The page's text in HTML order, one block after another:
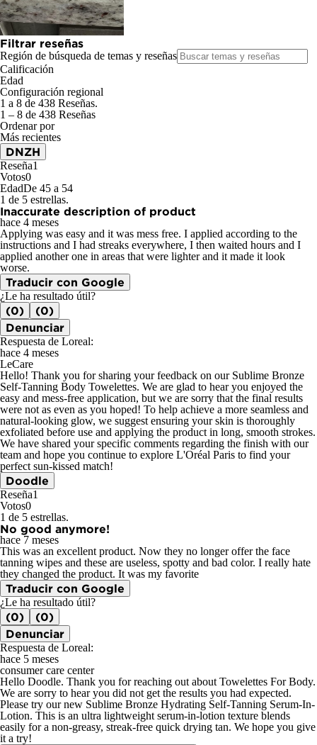
Filtrar reseñas
Región de búsqueda de temas y reseñas
Calificación
Edad
Configuración regional
1 a 8 de 438 Reseñas.
1 – 8 de 438 Reseñas
Ordenar por
Más recientes
DNZH
Reseña1
Votos0
EdadDe 45 a 54
1 de 5 estrellas.
Inaccurate description of product
hace 4 meses
Applying was easy and it was mess free. I applied according to the
instructions and I had streaks everywhere, I then waited hours and I
applied another one in areas that were lighter and it made it look
worse.
Traducir con Google
¿Le ha resultado útil?
(0)
(0)
Denunciar
Respuesta de Loreal:
hace 4 meses
LeCare
Hello! Thank you for sharing your feedback on our Sublime Bronze
Self-Tanning Body Towelettes. We are glad to hear you enjoyed the
easy and mess-free application, but we are sorry that the final results
were not as even as you hoped! To help achieve a more seamless and
natural-looking glow, we suggest ensuring your skin is thoroughly
exfoliated before use and applying the product in long, smooth strokes.
We have shared your specific comments regarding the finish with our
team and hope you continue to explore L'Oréal Paris to find your
perfect sun-kissed match!
Doodle
Reseña1
Votos0
1 de 5 estrellas.
No good anymore!
hace 7 meses
This was an excellent product. Now they no longer offer the face
tanning wipes and these are useless, spotty and bad color. I really hate
they changed the product. It was my favorite
Traducir con Google
¿Le ha resultado útil?
(0)
(0)
Denunciar
Respuesta de Loreal:
hace 5 meses
consumer care center
Hello Doodle. Thank you for reaching out about Towelettes For Body.
We are sorry to hear you did not get the results you had expected.
Please try our new Sublime Bronze Hydrating Self-Tanning Serum-In-
Lotion. This is an ultra lightweight serum-in-lotion texture blends
easily for a non-greasy, streak-free quick drying tan. We hope you give
it a try!